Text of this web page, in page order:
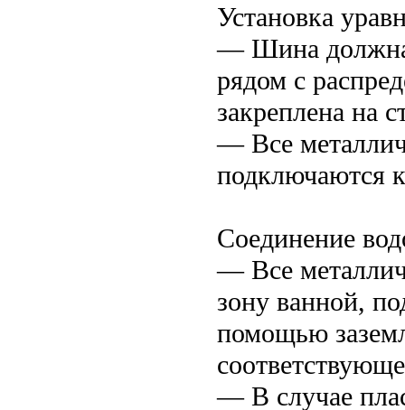
Установка
— Шина должна
рядом с
закреплена на
— Все
подключаются
Соединение
— Все
зону ванной,
помощью
— В случае